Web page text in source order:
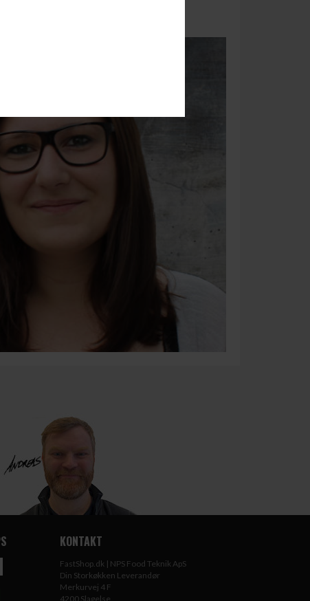
KONTAKT
FastShop.dk | NPS Food Teknik ApS
Din Storkøkken Leverandør
Merkurvej 4 F
4200 Slagelse